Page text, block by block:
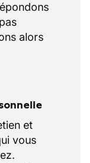
alors
et
vous